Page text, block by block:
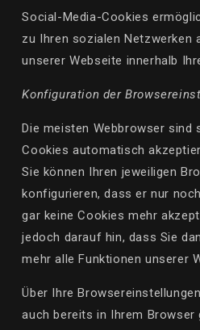
Social-Media-Cookies
zu Ihren sozialen Netzwerken
unserer Webseite innerhalb
Konfiguration der
Die meisten Webbrowser sind
Cookies automatisch
Sie können Ihren jeweiligen
konfigurieren, dass er nur
gar keine Cookies mehr
jedoch darauf hin, dass Sie
mehr alle Funktionen unserer
Über Ihre Browsereinstellungen
auch bereits in Ihrem Browser